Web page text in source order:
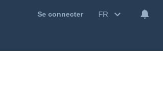
Se connecter FR